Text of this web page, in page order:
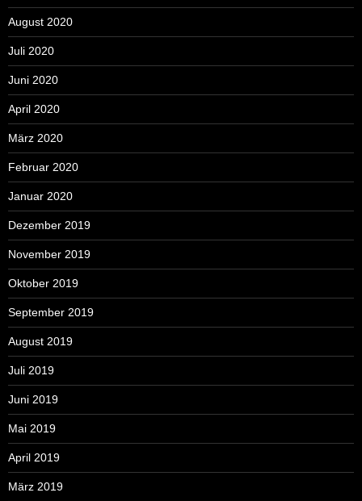
August 2020
Juli 2020
Juni 2020
April 2020
März 2020
Februar 2020
Januar 2020
Dezember 2019
November 2019
Oktober 2019
September 2019
August 2019
Juli 2019
Juni 2019
Mai 2019
April 2019
März 2019